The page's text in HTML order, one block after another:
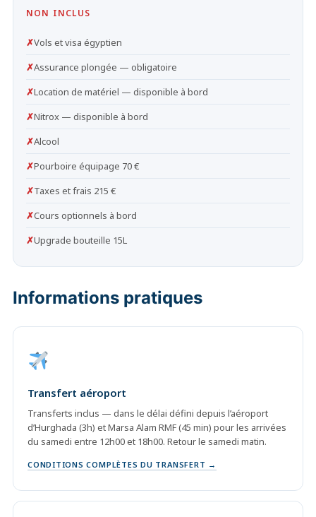
NON INCLUS
✗Vols et visa égyptien
✗Assurance plongée — obligatoire
✗Location de matériel — disponible à bord
✗Nitrox — disponible à bord
✗Alcool
✗Pourboire équipage 70 €
✗Taxes et frais 215 €
✗Cours optionnels à bord
✗Upgrade bouteille 15L
Informations pratiques
Transfert aéroport
Transferts inclus — dans le délai défini depuis l’aéroport
d’Hurghada (3h) et Marsa Alam RMF (45 min) pour les arrivées
du samedi entre 12h00 et 18h00. Retour le samedi matin.
CONDITIONS COMPLÈTES DU TRANSFERT →